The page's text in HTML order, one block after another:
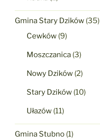
Gmina Stary Dzików (35)
Cewków (9)
Moszczanica (3)
Nowy Dzików (2)
Stary Dzików (10)
Ułazów (11)
Gmina Stubno (1)